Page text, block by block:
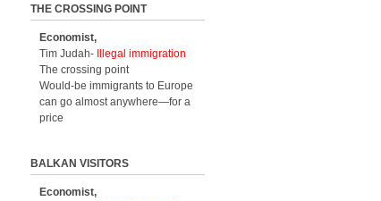
THE CROSSING POINT
Economist,
Tim Judah-
Illegal immigration
The crossing point
Would-be immigrants to Europe
can go almost anywhere—for a
price
BALKAN VISITORS
Economist,